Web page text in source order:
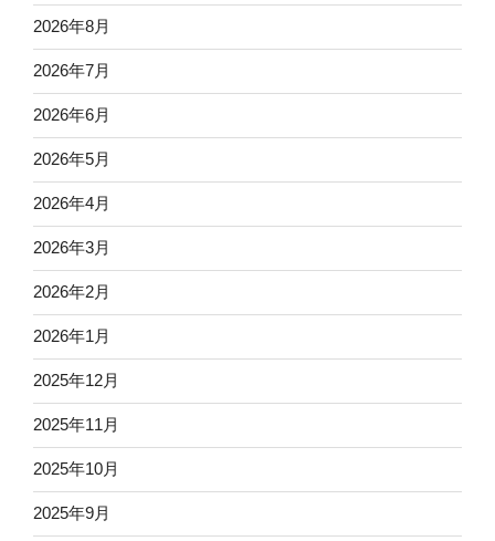
2026年8月
2026年7月
2026年6月
2026年5月
2026年4月
2026年3月
2026年2月
2026年1月
2025年12月
2025年11月
2025年10月
2025年9月